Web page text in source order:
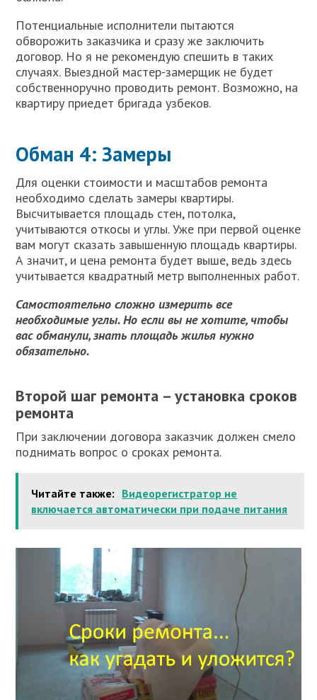
Потенциальные исполнители пытаются
обворожить заказчика и сразу же заключить
договор. Но я не рекомендую спешить в таких
случаях. Выездной мастер-замерщик не будет
собственноручно проводить ремонт. Возможно, на
квартиру приедет бригада узбеков.
Обман 4: Замеры
Для оценки стоимости и масштабов ремонта
необходимо сделать замеры квартиры.
Высчитывается площадь стен, потолка,
учитываются откосы и углы. Уже при первой оценке
вам могут сказать завышенную площадь квартиры.
А значит, и цена ремонта будет выше, ведь здесь
учитывается квадратный метр выполненных работ.
Самостоятельно сложно измерить все
необходимые углы. Но если вы не хотите, чтобы
вас обманули, знать площадь жилья нужно
обязательно.
Второй шаг ремонта – установка сроков
ремонта
При заключении договора заказчик должен смело
поднимать вопрос о сроках ремонта.
Читайте также: Видеорегистратор не
включается автоматически при подаче питания